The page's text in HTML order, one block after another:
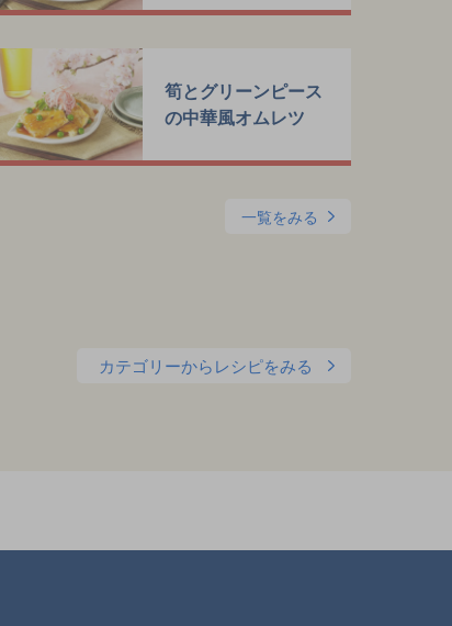
筍とグリーンピース
の中華風オムレツ
一覧をみる
カテゴリーからレシピをみる